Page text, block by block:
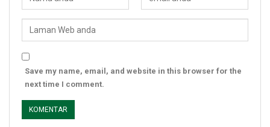
Save my name, email, and website in this browser for the
next time I comment.